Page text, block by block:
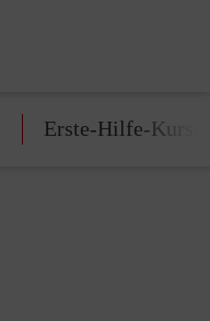
Erste-Hilfe-Kurse